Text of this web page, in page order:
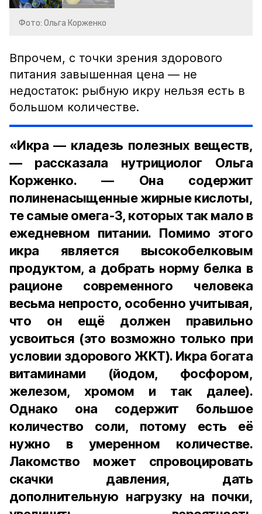
Фото: Ольга Корженко
Впрочем, с точки зрения здорового
питания завышенная цена — не
недостаток: рыбную икру нельзя есть в
большом количестве.
«Икра — кладезь полезных веществ,
— рассказала нутрициолог Ольга
Корженко. — Она содержит
полиненасыщенные жирные кислоты,
те самые омега-3, которых так мало в
ежедневном питании. Помимо этого
икра является высокобелковым
продуктом, а добрать норму белка в
рационе современного человека
весьма непросто, особенно учитывая,
что он ещё должен правильно
усвоиться (это возможно только при
условии здорового ЖКТ). Икра богата
витаминами (йодом, фосфором,
железом, хромом и так далее).
Однако она содержит большое
количество соли, потому есть её
нужно в умеренном количестве.
Лакомство может спровоцировать
скачки давления, дать
дополнительную нагрузку на почки,